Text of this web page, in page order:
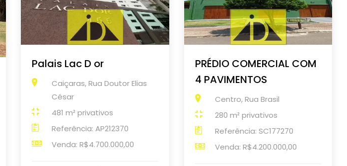
Palais Lac D or
Caiçaras, Rua Doutor Elias
César
481 m² privativos
Referência: AP212370
Venda: R$4.700.000,00
PRÉDIO COMERCIAL COM
4 PAVIMENTOS
Centro, Rua Brasil
280 m² privativos
Referência: SC177270
Venda: R$4.200.000,00